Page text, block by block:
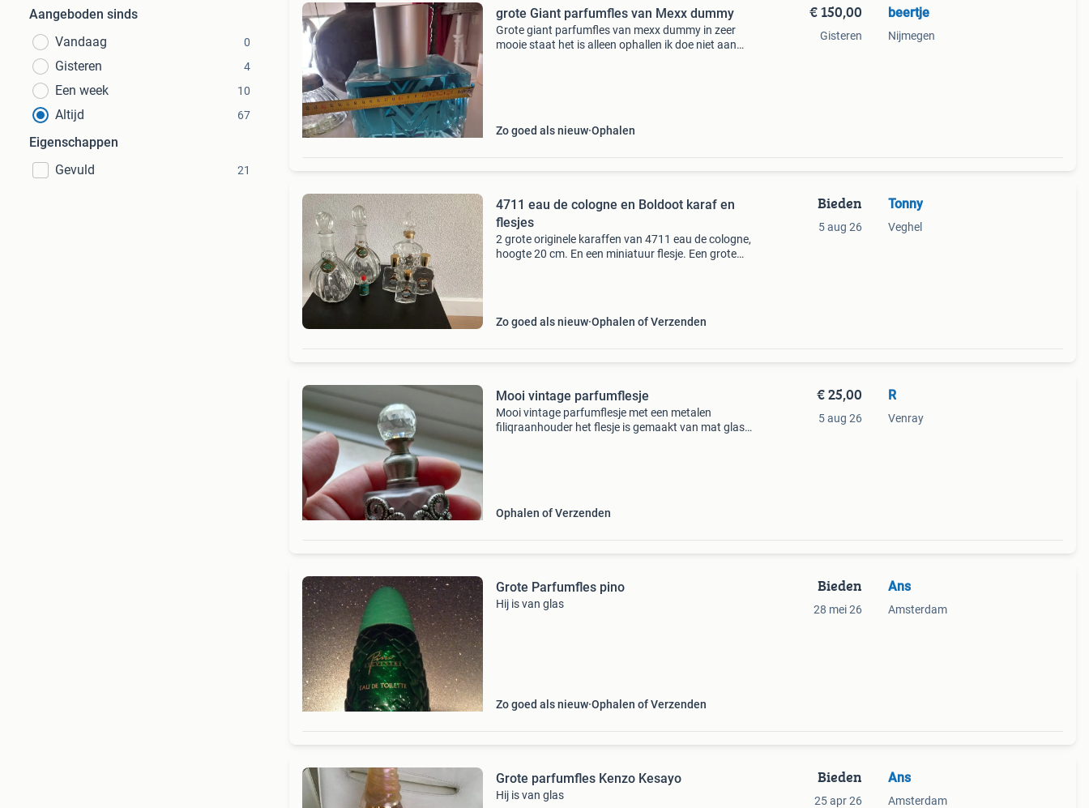
Aangeboden sinds
Vandaag
0
Gisteren 4
Een week 10
Altijd 67
Eigenschappen
Gevuld
21
grote Giant parfumfles van Mexx dummy
Grote giant parfumfles van mexx dummy in zeer
mooie staat het is alleen ophallen ik doe niet aan
Zo goed als nieuw Ophalen
€ 150,00
Gisteren
beertje
Nijmegen
4711 eau de cologne en Boldoot karaf en
flesjes
2 grote originele karaffen van 4711 eau de cologne,
hoogte 20 cm. En een miniatuur flesje. Een grote
Zo goed als nieuw Ophalen of Verzenden
Bieden
5 aug 26
Tonny
Veghel
Mooi vintage parfumflesje
Mooi vintage parfumflesje met een metalen
filiqraanhouder het flesje is gemaakt van mat glas,
Ophalen of Verzenden
€ 25,00
5 aug 26
R
Venray
Grote Parfumfles pino
Hij is van glas
Zo goed als nieuw Ophalen of Verzenden
Bieden
28 mei 26
Ans
Amsterdam
Grote parfumfles Kenzo Kesayo
Hij is van glas
Bieden
25 apr 26
Ans
Amsterdam